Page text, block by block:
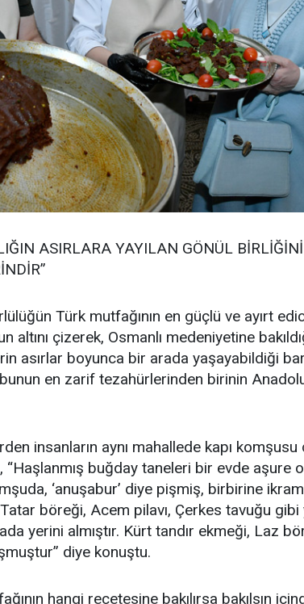
ASIRLARA YAYILAN GÖNÜL
Türk mutfağının en güçlü ve ayırt
altını çizerek, Osmanlı medeniyetine
asırlar boyunca bir arada yaşayabildiği
en zarif tezahürlerinden birinin
insanların aynı mahallede kapı
buğday taneleri bir evde aşure
‘anuşabur’ diye pişmiş, birbirine
böreği, Acem pilavı, Çerkes tavuğu
yerini almıştır. Kürt tandır ekmeği, Laz
diye konuştu.
hangi reçetesine bakılırsa bakılsın